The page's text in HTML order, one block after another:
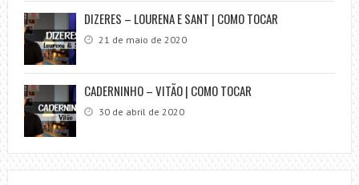
DIZERES – LOURENA E SANT | COMO TOCAR
21 de maio de 2020
CADERNINHO – VITÃO | COMO TOCAR
30 de abril de 2020